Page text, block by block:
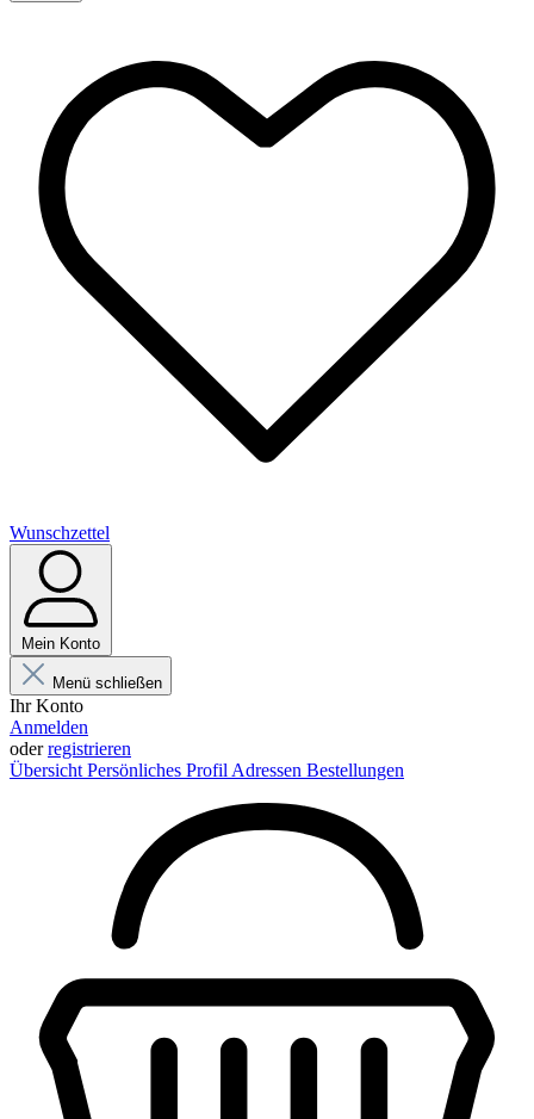
Wunschzettel
Mein Konto
Menü schließen
Ihr Konto
Anmelden
oderregistrieren
Übersicht Persönliches Profil Adressen Bestellungen